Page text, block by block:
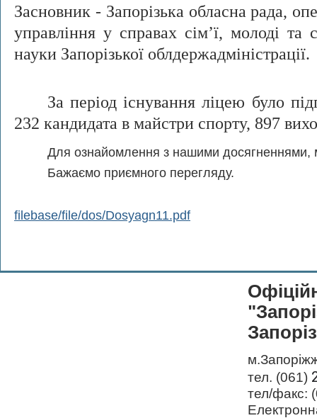
Засновник - Запорізька обласна рада,
управління у справах сім’ї, молоді та
науки Запорізької облдержадміністрації.
За період існування ліцею було
232 кандидата в майстри спорту, 897
Для ознайомлення з нашими досягненнями,
Бажаємо приємного перегляду.
filebase/file/dos/Dosyagn11.pdf
тел. (061)
тел/факс: